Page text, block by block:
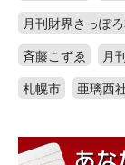
月刊財界さっぽ
斉藤こずゑ
月
札幌市
亜璃西